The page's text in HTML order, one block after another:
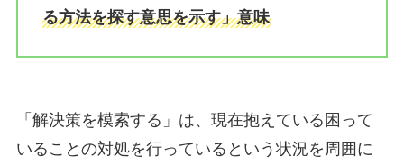
る方法を探す意思を示す」意味
「解決策を模索する」は、現在抱えている困って
いることの対処を行っているという状況を周囲に